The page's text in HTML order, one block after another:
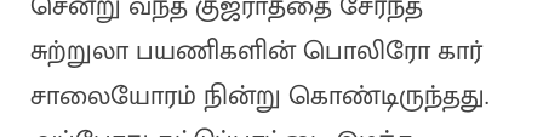
சுற்றுலா பயணிகளின் பொலிரோ கார்
சாலையோரம் நின்று கொண்டிருந்தது.